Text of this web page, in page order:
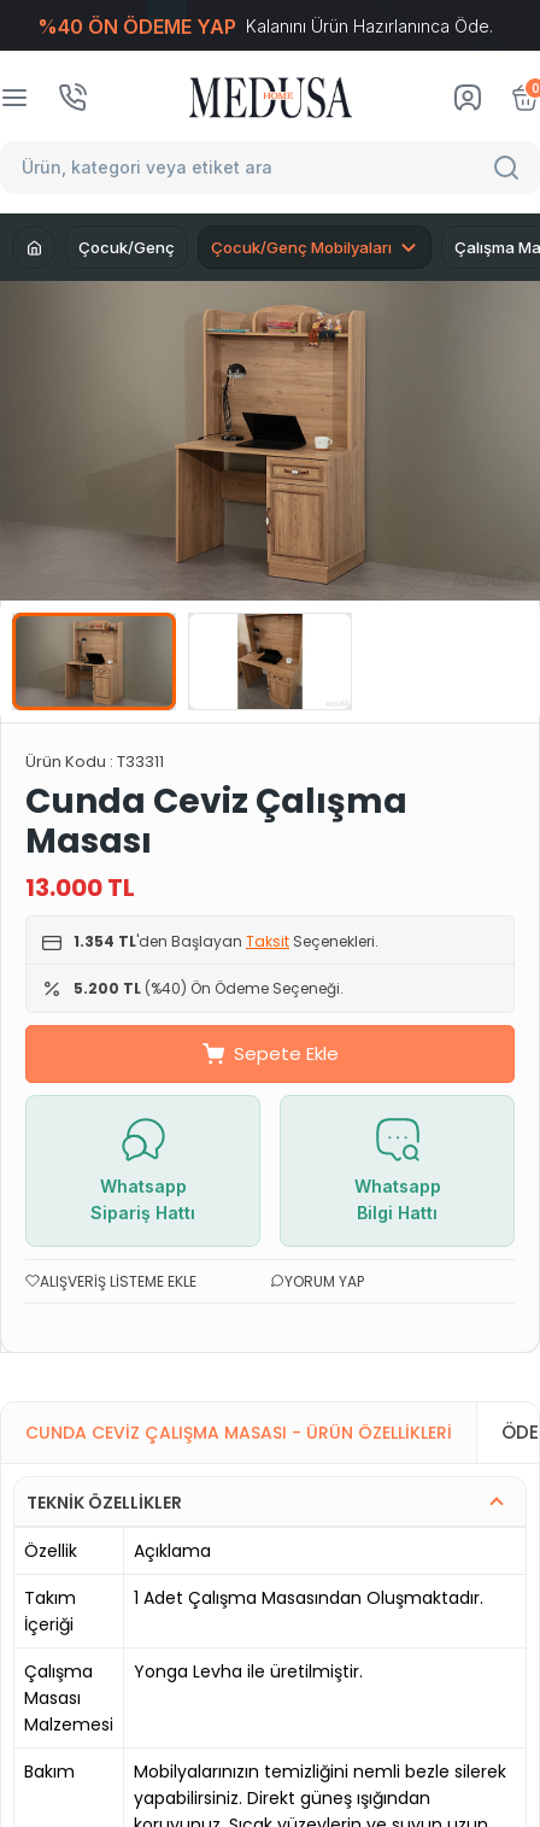
%40 ÖN ÖDEME YAP Kalanını Ürün Hazırlanınca Öde.
0
Çocuk/Genç Çocuk/Genç Mobilyaları Çalışma
Ürün Kodu : T33311
Cunda Ceviz Çalışma
Masası
13.000TL
1.354 TL'den Başlayan Taksit Seçenekleri.
5.200 TL (%40) Ön Ödeme Seçeneği.
Sepete Ekle
Whatsapp
Sipariş Hattı
Whatsapp
Bilgi Hattı
ALIŞVERIŞ LISTEME EKLE YORUM YAP
CUNDA CEVIZ ÇALIŞMA MASASI - ÜRÜN ÖZELLIKLERI
TEKNİK ÖZELLİKLER
Özellik
Açıklama
Takım
İçeriği
1 Adet Çalışma Masasından Oluşmaktadır.
Çalışma
Masası
Malzemesi
Yonga Levha ile üretilmiştir.
Bakım
Mobilyalarınızın temizliğini nemli bezle silerek
yapabilirsiniz. Direkt güneş ışığından
T-Soft E-Ticaret Sistemleriyle Hazırlanmıştır.